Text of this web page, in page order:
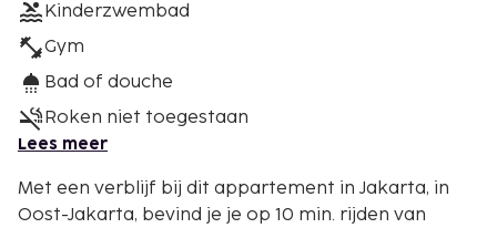
Kinderzwembad
Gym
Bad of douche
Roken niet toegestaan
Lees meer
Met een verblijf bij dit appartement in Jakarta, in
Oost-Jakarta, bevind je je op 10 min. rijden van